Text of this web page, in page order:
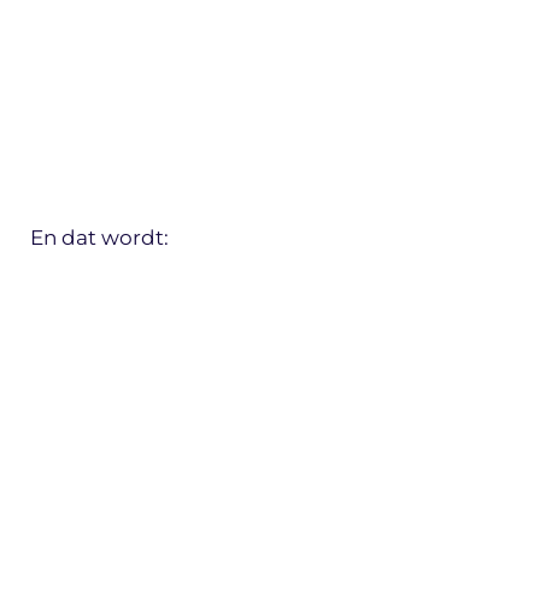
En dat wordt: